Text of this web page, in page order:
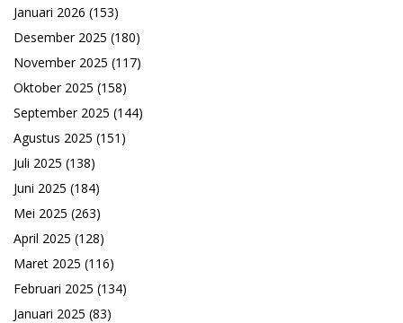
Januari 2026 (153)
Desember 2025 (180)
November 2025 (117)
Oktober 2025 (158)
September 2025 (144)
Agustus 2025 (151)
Juli 2025 (138)
Juni 2025 (184)
Mei 2025 (263)
April 2025 (128)
Maret 2025 (116)
Februari 2025 (134)
Januari 2025 (83)